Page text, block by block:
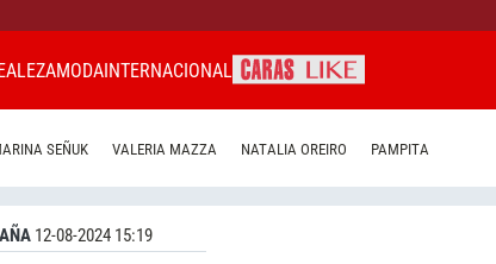
MODAINTERNACIONAL
SEÑUK VALERIA MAZZA NATALIA OREIRO PAMPITA
12-08-2024 15:19